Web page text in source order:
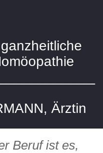
Ärztin
Beruf ist es,